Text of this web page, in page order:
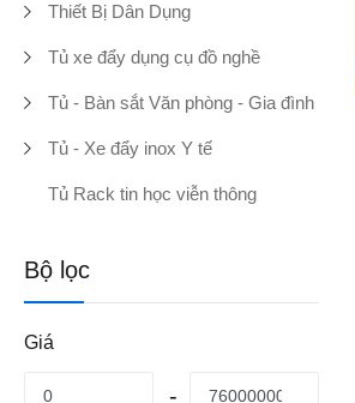
Thiết Bị Dân Dụng
Tủ xe đẩy dụng cụ đồ nghề
Tủ - Bàn sắt Văn phòng - Gia đình
Tủ - Xe đẩy inox Y tế
Tủ Rack tin học viễn thông
Bộ lọc
Giá